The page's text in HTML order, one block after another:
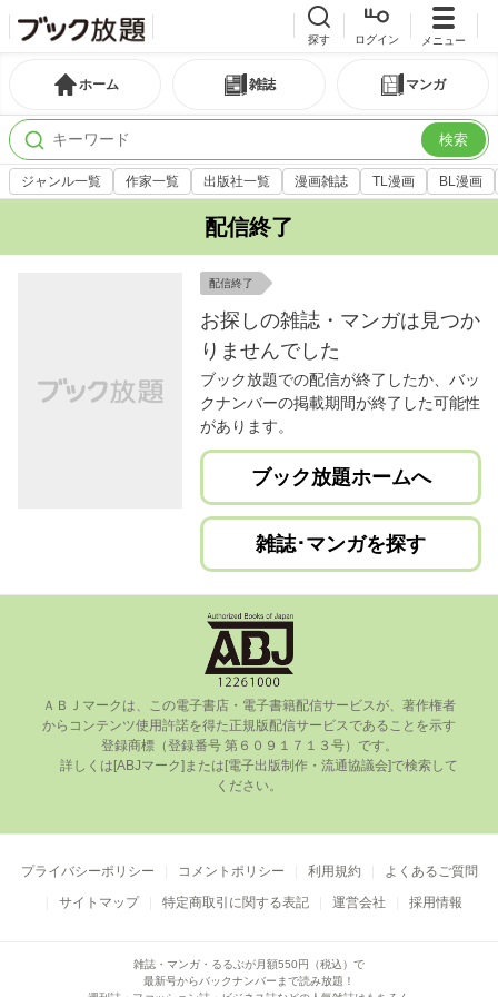
探す ログイン メニュー
ホーム 雑誌 マンガ
検索
ジャンル一覧 作家一覧 出版社一覧 漫画雑誌 TL漫画 BL漫画
配信終了
配信終了
お探しの雑誌・マンガは見つか
りませんでした
ブック放題での配信が終了したか、バッ
クナンバーの掲載期間が終了した可能性
があります。
ブック放題ホームへ
雑誌･マンガを探す
ＡＢＪマークは、この電⼦書店・電⼦書籍配信サービスが、著作権者
からコンテンツ使⽤許諾を得た正規版配信サービスであることを⽰す
登録商標（登録番号 第６０９１７１３号）です。
ください。
プライバシーポリシー コメントポリシー 利用規約
よくあるご質問
サイトマップ
特定商取引に関する表記 運営会社 採用情報
雑誌・マンガ・るるぶが月額550円（税込）で
最新号からバックナンバーまで読み放題！